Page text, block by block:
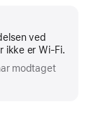
ved
ikke er Wi‑Fi.
modtaget